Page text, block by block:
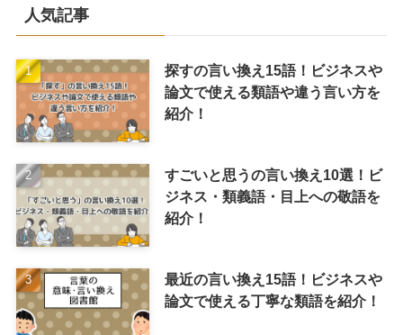
人気記事
探すの言い換え15語！ビジネスや
論文で使える類語や違う言い方を
紹介！
すごいと思うの言い換え10選！ビ
ジネス・類義語・目上への敬語を
紹介！
最近の言い換え15語！ビジネスや
論文で使える丁寧な類語を紹介！